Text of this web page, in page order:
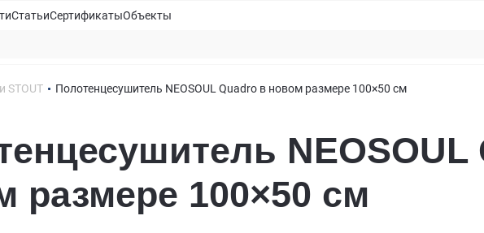
СтатьиСертификатыОбъекты
STOUT Полотенцесушитель NEOSOUL Quadro в новом размере 100×50 см
NEOSOUL
размере 100×50 см